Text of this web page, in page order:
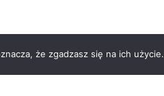
że zgadzasz się na ich użycie.